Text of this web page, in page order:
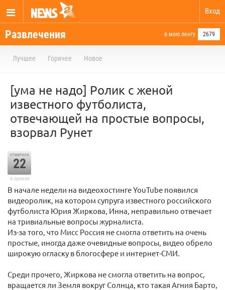
Вход
Развлечения в мою ленту 2679
Лучшее Горячее Новое
[ума не надо] Ролик с женой
известного футболиста,
отвечающей на простые вопросы,
взорвал Рунет
отметили
22
в архиве
В начале недели на видеохостинге YouTube появился
видеоролик, на котором супруга известного российского
футболиста Юрия Жиркова, Инна, неправильно отвечает
на тривиальные вопросы журналиста.
Из-за того, что Мисс Россия не смогла ответить на очень
простые, иногда даже очевидные вопросы, видео обрело
широкую огласку в блогосфере и интернет-СМИ.
Среди прочего, Жиркова не смогла ответить на вопрос,
вращается ли Земля вокруг Солнца, кто такая Агния Барто,